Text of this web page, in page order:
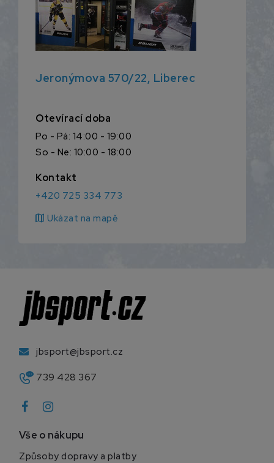
Jeronýmova 570/22, Liberec
Otevírací doba
Po - Pá: 14:00 - 19:00
So - Ne: 10:00 - 18:00
Kontakt
+420 725 334 773
map Ukázat na mapě
jbsport@jbsport.cz
739 428 367
Vše o nákupu
Způsoby dopravy a platby